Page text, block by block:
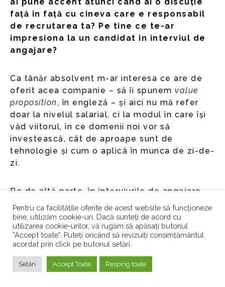
ai pune accent atunci când ai o discuție
față în față cu cineva care e responsabil
de recrutarea ta? Pe tine ce te-ar
impresiona la un candidat in interviul de
angajare?
Ca tânăr absolvent m-ar interesa ce are de
oferit acea companie – să îi spunem value
proposition, în engleză – și aici nu mă refer
doar la nivelul salarial, ci la modul în care își
văd viitorul, în ce domenii noi vor să
investească, cât de aproape sunt de
tehnologie și cum o aplică în munca de zi-de-
zi.
Pe de altă parte, în interviurile de angajare
caut, în primul rând, oameni curioși.
Curiozitatea este unul din lucrurile fără de
care nu poți profesa ca și consultant, trebuie
mereu găsite soluții noi de abordare a unor
curiozitatea s-a cam stins în lumea în care
Pentru ca facilitățile oferite de acest website să funcționeze
bine, utilizăm cookie-uri. Dacă sunteți de acord cu
utilizarea cookie-urilor, vă rugăm să apăsați butonul
”Accept toate”. Puteți oricând să revizuiți consimțământul
acordat prin click pe butonul setări.
Setări Accept Toate Resping toate